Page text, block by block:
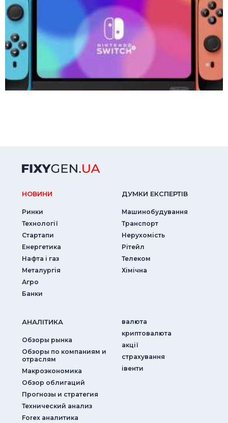
НОВИНИ
Ринки
Технології
Стартапи
Енергетика
Нафта і газ
Металургія
Агро
Банки
ДУМКИ ЕКСПЕРТIВ
Машинобудування
Транспорт
Нерухомість
Рітейл
Телеком
Хімічна
АНАЛIТИКА
Обзоры рынка
Обзоры по компаниям и
отраслям
Макроэкономика
Обзор облигаций
Прогнозы и стратегия
Технический анализ
Forex аналитика
валюта
криптовалюта
акції
страхування
iвенти